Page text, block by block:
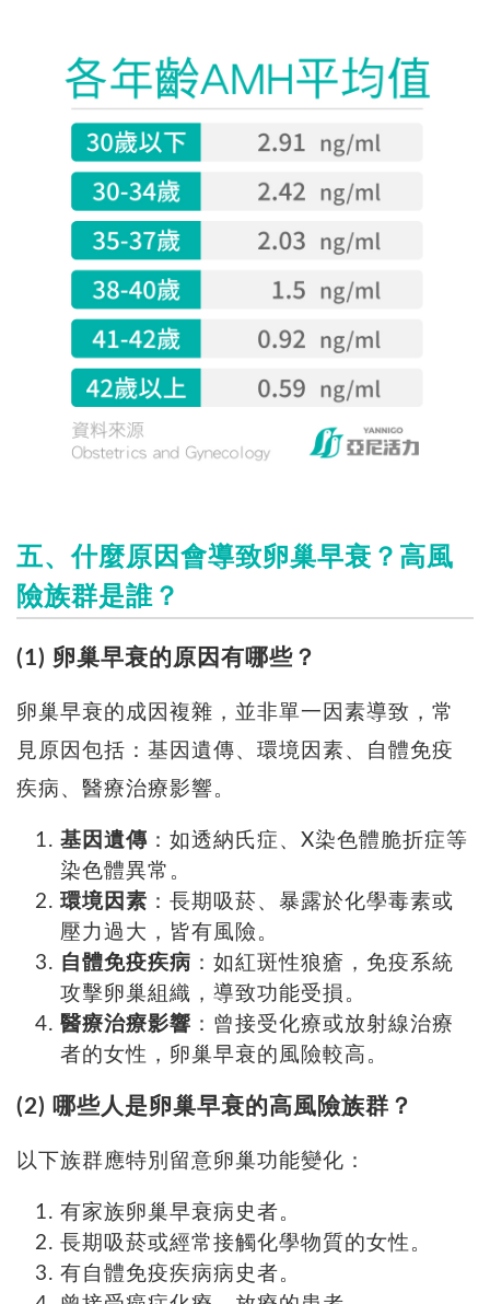
五、什麼原因會導致卵巢早衰？高風
險族群是誰？
(1) 卵巢早衰的原因有哪些？
卵巢早衰的成因複雜，並非單一因素導致，常
見原因包括： 基因遺傳、環境因素、自體免疫
疾病、醫療治療影響。
基因遺傳 ：如透納氏症、X染色體脆折症等
染色體異常。
環境因素 ：長期吸菸、暴露於化學毒素或
壓力過大，皆有風險。
自體免疫疾病 ：如紅斑性狼瘡，免疫系統
攻擊卵巢組織，導致功能受損。
醫療治療影響 ：曾接受化療或放射線治療
者的女性，卵巢早衰的風險較高。
(2) 哪些人是卵巢早衰的高風險族群？
以下族群應特別留意卵巢功能變化：
有家族卵巢早衰病史者。
長期吸菸或經常接觸化學物質的女性。
有自體免疫疾病病史者。